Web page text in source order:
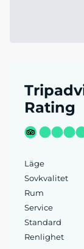
Rating
Läge
Sovkvalitet
Rum
Service
Standard
Renlighet